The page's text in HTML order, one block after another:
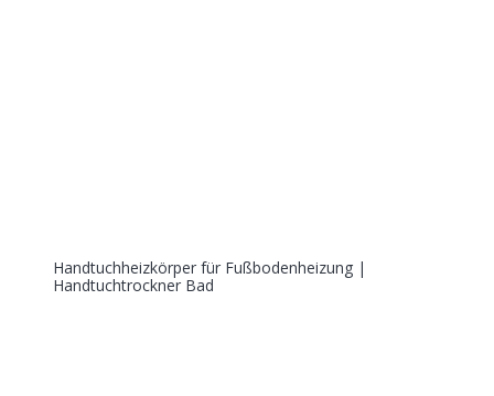
Handtuchheizkörper für Fußbodenheizung |
Handtuchtrockner Bad